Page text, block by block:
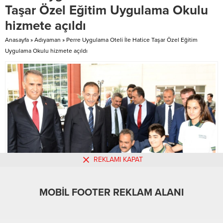
Sosyal Hizmet Merkezi
kurumunun tanıtım videosu, halk
oyunları gösterisi, pankart...
bir sima. Sağ...
Taşar Özel Eğitim Uygulama Okulu
hizmete açıldı
Anasayfa » Adıyaman » Perre Uygulama Oteli İle Hatice Taşar Özel Eğitim
Uygulama Okulu hizmete açıldı
REKLAMI KAPAT
MOBİL FOOTER REKLAM ALANI